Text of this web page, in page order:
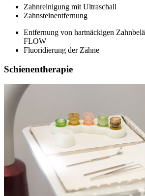
Zahnreinigung mit Ultraschall
Zahnsteinentfernung
Entfernung von hartnäckigen
FLOW
Fluoridierung der Zähne
Schienentherapie